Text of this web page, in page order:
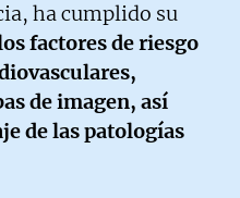
ha cumplido su
factores de riesgo
de imagen, así
de las patologías